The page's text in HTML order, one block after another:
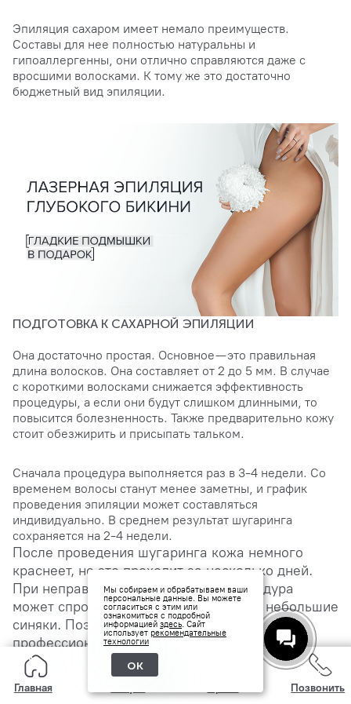
Главная Позвонить
Эпиляция сахаром имеет немало преимуществ.
Составы для нее полностью натуральны и
гипоаллергенны, они отлично справляются даже с
вросшими волосками. К тому же это достаточно
бюджетный вид эпиляции.
ПОДГОТОВКА К САХАРНОЙ ЭПИЛЯЦИИ
Она достаточно простая. Основное — это правильная
длина волосков. Она составляет от 2 до 5 мм. В случае
с короткими волосками снижается эффективность
процедуры, а если они будут слишком длинными, то
повысится болезненность. Также предварительно кожу
стоит обезжирить и присыпать тальком.
Сначала процедура выполняется раз в 3-4 недели. Со
временем волосы станут менее заметны, и график
проведения эпиляции может составляться
индивидуально. В среднем результат шугаринга
сохраняется на 2-4 недели.
После проведения шугаринга кожа немного
краснеет, но это проходит за несколько дней.
При неправильном выполнении процедура
может спровоцировать гнойнички или небольшие
синяки. Поэтому лучше доверить ее
профессионалу.
ШУГАРИНГ В ДОМАШНИХ УСЛОВИЯХ
Мы собираем и обрабатываем ваши
персональные данные. Вы можете
согласиться с этим или
ознакомиться с подробной
информацией здесь. Сайт
использует рекомендательные
технологии
ок